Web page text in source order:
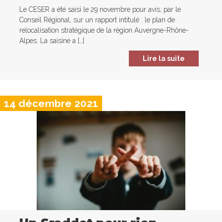
Le CESER a été saisi le 29 novembre pour avis, par le
Conseil Régional, sur un rapport intitulé : le plan de
relocalisation stratégique de la région Auvergne-Rhône-
Alpes. La saisine a […]
Lire la suite
14 décembre 2021